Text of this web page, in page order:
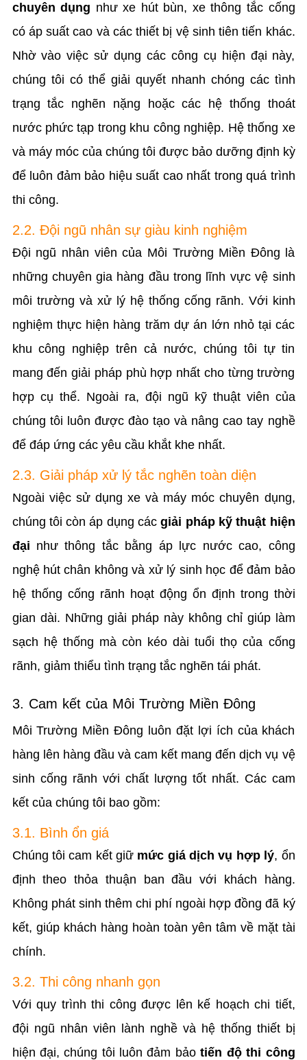
chuyên dụng như xe hút bùn, xe thông tắc cống
có áp suất cao và các thiết bị vệ sinh tiên tiến khác.
Nhờ vào việc sử dụng các công cụ hiện đại này,
chúng tôi có thể giải quyết nhanh chóng các tình
trạng tắc nghẽn nặng hoặc các hệ thống thoát
nước phức tạp trong khu công nghiệp. Hệ thống xe
và máy móc của chúng tôi được bảo dưỡng định kỳ
để luôn đảm bảo hiệu suất cao nhất trong quá trình
thi công.
2.2. Đội ngũ nhân sự giàu kinh nghiệm
Đội ngũ nhân viên của Môi Trường Miền Đông là
những chuyên gia hàng đầu trong lĩnh vực vệ sinh
môi trường và xử lý hệ thống cống rãnh. Với kinh
nghiệm thực hiện hàng trăm dự án lớn nhỏ tại các
khu công nghiệp trên cả nước, chúng tôi tự tin
mang đến giải pháp phù hợp nhất cho từng trường
hợp cụ thể. Ngoài ra, đội ngũ kỹ thuật viên của
chúng tôi luôn được đào tạo và nâng cao tay nghề
để đáp ứng các yêu cầu khắt khe nhất.
2.3. Giải pháp xử lý tắc nghẽn toàn diện
Ngoài việc sử dụng xe và máy móc chuyên dụng,
chúng tôi còn áp dụng cácgiải pháp kỹ thuật hiện
đại như thông tắc bằng áp lực nước cao, công
nghệ hút chân không và xử lý sinh học để đảm bảo
hệ thống cống rãnh hoạt động ổn định trong thời
gian dài. Những giải pháp này không chỉ giúp làm
sạch hệ thống mà còn kéo dài tuổi thọ của cống
rãnh, giảm thiểu tình trạng tắc nghẽn tái phát.
3. Cam kết của Môi Trường Miền Đông
Môi Trường Miền Đông luôn đặt lợi ích của khách
hàng lên hàng đầu và cam kết mang đến dịch vụ vệ
sinh cống rãnh với chất lượng tốt nhất. Các cam
kết của chúng tôi bao gồm:
3.1. Bình ổn giá
Chúng tôi cam kết giữ mức giá dịch vụ hợp lý, ổn
định theo thỏa thuận ban đầu với khách hàng.
Không phát sinh thêm chi phí ngoài hợp đồng đã ký
kết, giúp khách hàng hoàn toàn yên tâm về mặt tài
chính.
3.2. Thi công nhanh gọn
Với quy trình thi công được lên kế hoạch chi tiết,
đội ngũ nhân viên lành nghề và hệ thống thiết bị
hiện đại, chúng tôi luôn đảm bảotiến độ thi công